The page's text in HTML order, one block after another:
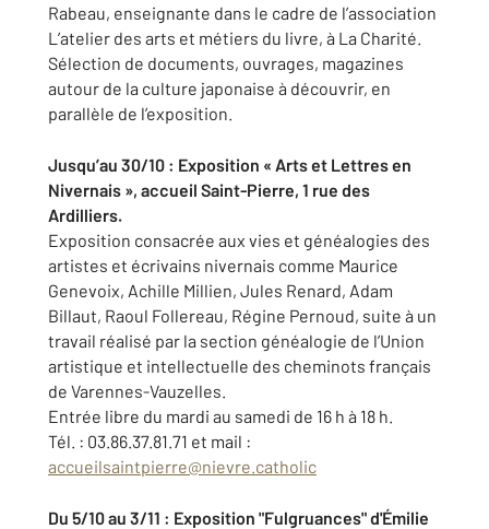
Rabeau, enseignante dans le cadre de l’association
L’atelier des arts et métiers du livre, à La Charité.
Sélection de documents, ouvrages, magazines
autour de la culture japonaise à découvrir, en
parallèle de l’exposition.
Jusqu’au 30/10 : Exposition « Arts et Lettres en
Nivernais », accueil Saint-Pierre, 1 rue des
Ardilliers.
Exposition consacrée aux vies et généalogies des
artistes et écrivains nivernais comme Maurice
Genevoix, Achille Millien, Jules Renard, Adam
Billaut, Raoul Follereau, Régine Pernoud, suite à un
travail réalisé par la section généalogie de l’Union
artistique et intellectuelle des cheminots français
de Varennes-Vauzelles.
Entrée libre du mardi au samedi de 16 h à 18 h.
Tél. : 03.86.37.81.71 et mail :
accueilsaintpierre@nievre.catholic
Du 5/10 au 3/11 : Exposition "Fulgruances" d'Émilie